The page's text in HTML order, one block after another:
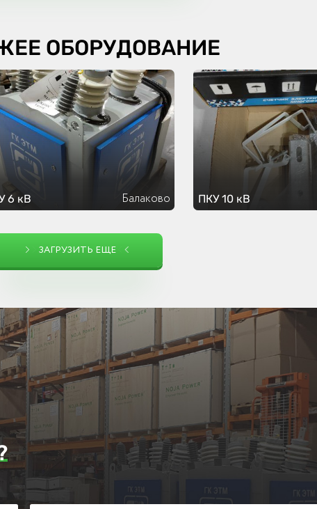
ОБОРУДОВАНИЕ
6 кВ Балаково ПКУ 10 кВ
ЗАГРУЗИТЬ ЕЩЕ
ответит Вам в кратчайшие сроки.